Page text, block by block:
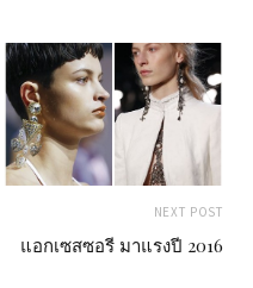
NEXT POST
แอกเซสซอรี มาแรงปี 2016